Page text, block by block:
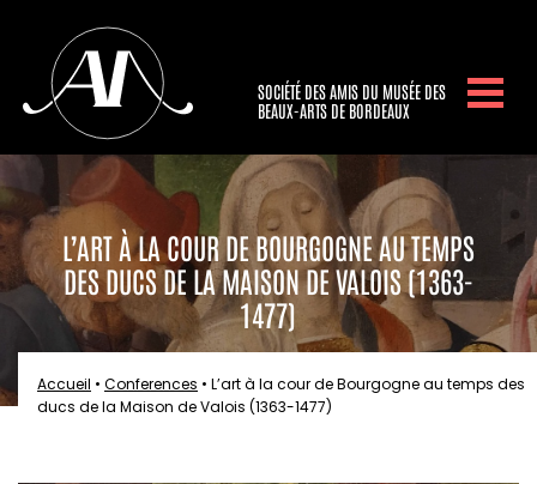
SOCIÉTÉ DES AMIS DU MUSÉE DES
BEAUX-ARTS DE BORDEAUX
L’ART À LA COUR DE BOURGOGNE AU TEMPS
DES DUCS DE LA MAISON DE VALOIS (1363-
1477)
Accueil • Conferences • L’art à la cour de Bourgogne au temps des
ducs de la Maison de Valois (1363-1477)